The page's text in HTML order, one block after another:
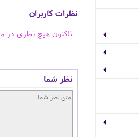
نظرات کاربران
تاکنون هیچ نظری در
نظر شما